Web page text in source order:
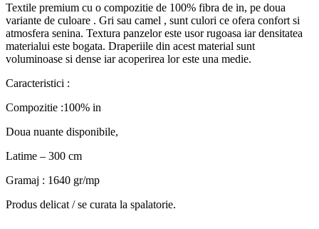
Textile premium cu o compozitie de 100% fibra de in, pe doua
variante de culoare . Gri sau camel , sunt culori ce ofera confort si
atmosfera senina. Textura panzelor este usor rugoasa iar densitatea
materialui este bogata. Draperiile din acest material sunt
voluminoase si dense iar acoperirea lor este una medie.
Caracteristici :
Compozitie :100% in
Doua nuante disponibile,
Latime – 300 cm
Gramaj : 1640 gr/mp
Produs delicat / se curata la spalatorie.